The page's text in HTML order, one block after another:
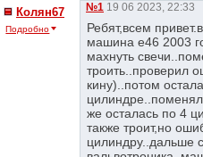
Колян67
Подробно
№1 19 06 2023, 22:33
Ребят,всем
машина е46 2003
махнуть
троить..проверил
кину)..потом
же осталась по 4
также троит,но
цилиндру..дальше